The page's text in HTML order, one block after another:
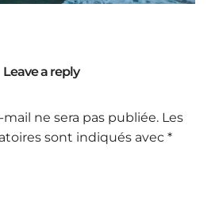
Leave a reply
ne sera pas publiée. Les
sont indiqués avec*